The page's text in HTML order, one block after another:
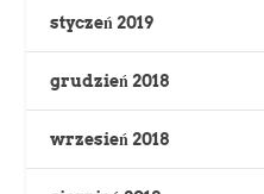
styczeń 2019
grudzień 2018
wrzesień 2018